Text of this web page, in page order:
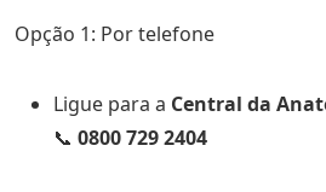
Opção 1: Por telefone
Ligue para a Central da
📞 0800 729 2404